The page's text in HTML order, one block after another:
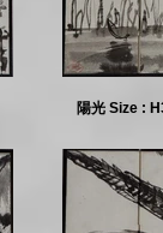
陽光 Size :